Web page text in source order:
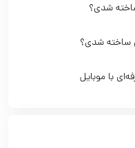
شدی؟
ساخته شدی؟
با موبایل